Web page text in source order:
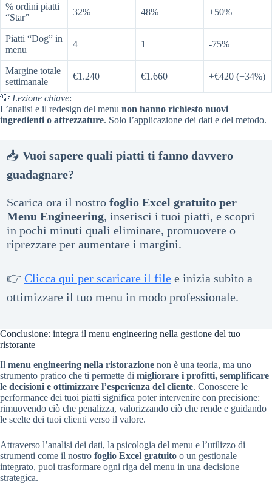
% ordini piatti
“Star”
32% 48% +50%
Piatti “Dog” in
menu
4 1 -75%
Margine totale
settimanale
€1.240 €1.660 +€420 (+34%)
💡 Lezione chiave:
L’analisi e il redesign del menu non hanno richiesto nuovi
ingredienti o attrezzature. Solo l’applicazione dei dati e del metodo.
📥 Vuoi sapere quali piatti ti fanno davvero
guadagnare?
Scarica ora il nostro foglio Excel gratuito per
Menu Engineering, inserisci i tuoi piatti, e scopri
in pochi minuti quali eliminare, promuovere o
riprezzare per aumentare i margini.
👉 Clicca qui per scaricare il filee inizia subito a
ottimizzare il tuo menu in modo professionale.
Conclusione: integra il menu engineering nella gestione del tuo
ristorante
Il menu engineering nella ristorazione non è una teoria, ma uno
strumento pratico che ti permette di migliorare i profitti, semplificare
le decisioni e ottimizzare l’esperienza del cliente. Conoscere le
performance dei tuoi piatti significa poter intervenire con precisione:
rimuovendo ciò che penalizza, valorizzando ciò che rende e guidando
le scelte dei tuoi clienti verso il valore.
Attraverso l’analisi dei dati, la psicologia del menu e l’utilizzo di
strumenti come il nostro foglio Excel gratuito o un gestionale
integrato, puoi trasformare ogni riga del menu in una decisione
strategica.